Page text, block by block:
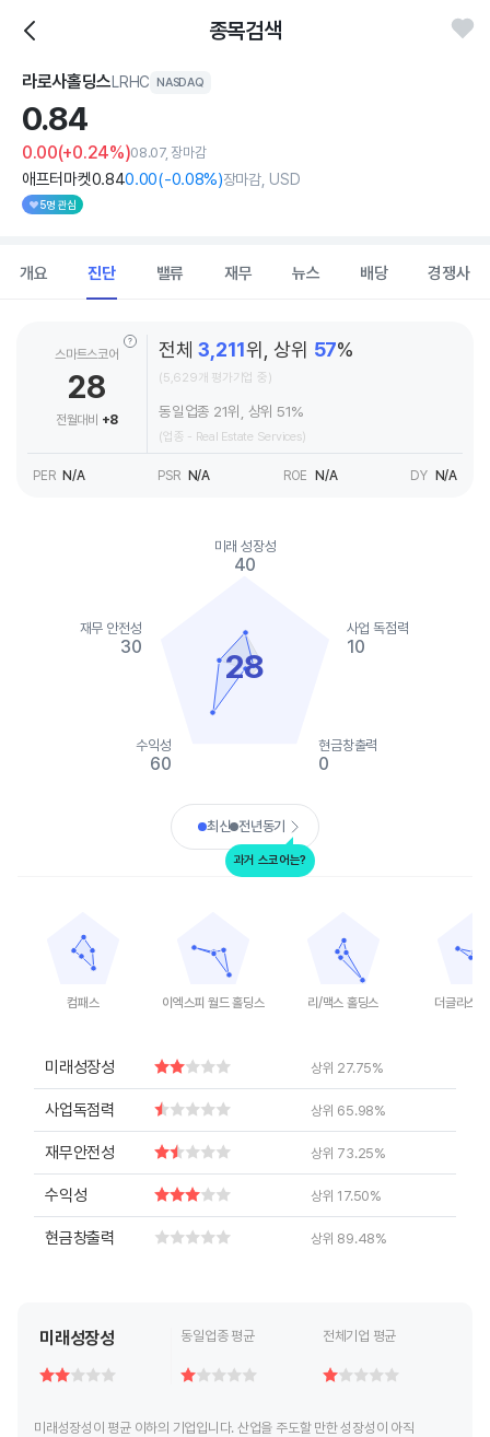
종목검색
라로사홀딩스LRHC NASDAQ
0.84
0.00(+0.24%)08.07, 장마감
애프터마켓0.840.00(-0.08%)장마감, USD
5명 관심
개요 진단 밸류 재무 뉴스 배당 경쟁사
스마트스코어
28
전월대비 +8
전체3,211위, 상위 57%
(5,629개 평가기업 중)
동일업종 21위, 상위 51%
(업종 - Real Estate Services)
PER N/A PSR N/A ROE N/A DY N/A
28
미래 성장성
40
사업 독점력
10
현금창출력
0
수익성
60
재무 안전성
30
End of interactive chart.
최신 전년동기
과거 스코어는?
The chart has 1 X axis displaying categories.
The chart has 1 Y axis displaying values. Data ranges from 10
컴패스
이엑스피 월드 홀딩스
The chart has 1 X axis displaying categories.
The chart has 1 Y axis displaying values.
이엑스피 월드 홀딩스
리/맥스 홀딩스
The chart has 1 X axis
The chart has 1 Y axis
리/맥스 홀딩스
The
더글라스
미래성장성 상위 27.75%
사업독점력 상위 65.98%
재무안전성 상위 73.25%
수익성 상위 17.50%
현금창출력 상위 89.48%
미래성장성 동일업종 평균 전체기업 평균
미래성장성이 평균 이하의 기업입니다. 산업을 주도할 만한 성장성이 아직